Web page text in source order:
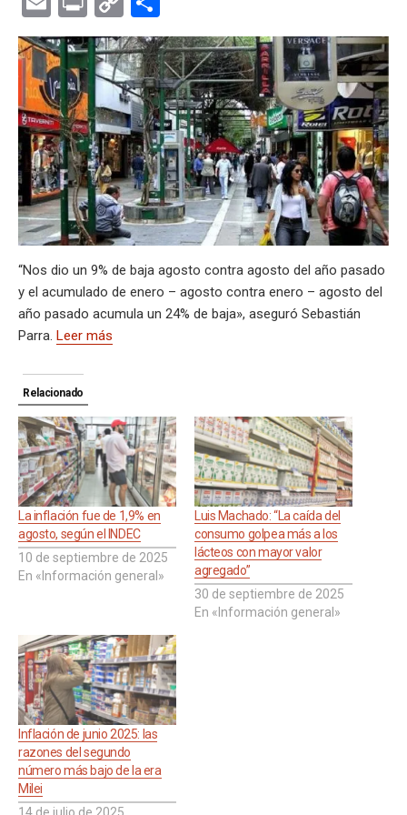
at
s
A
p
p
e
gr
a
m
ce
b
o
o
k
es
ky
e
a
d
s
ke
dI
n
m
bl
r
s
a
g
e
se
n
g
er
m
ail
in
t
o
py
Li
n
k
o
m
p
ar
tir
“Nos dio un 9% de baja agosto contra agosto del año pasado
y el acumulado de enero – agosto contra enero – agosto del
año pasado acumula un 24% de baja», aseguró Sebastián
Parra. Leer más
Relacionado
La inflación fue de 1,9% en
agosto, según el INDEC
10 de septiembre de 2025
En «Información general»
Luis Machado: “La caída del
consumo golpea más a los
lácteos con mayor valor
agregado”
30 de septiembre de 2025
En «Información general»
Inflación de junio 2025: las
razones del segundo
número más bajo de la era
Milei